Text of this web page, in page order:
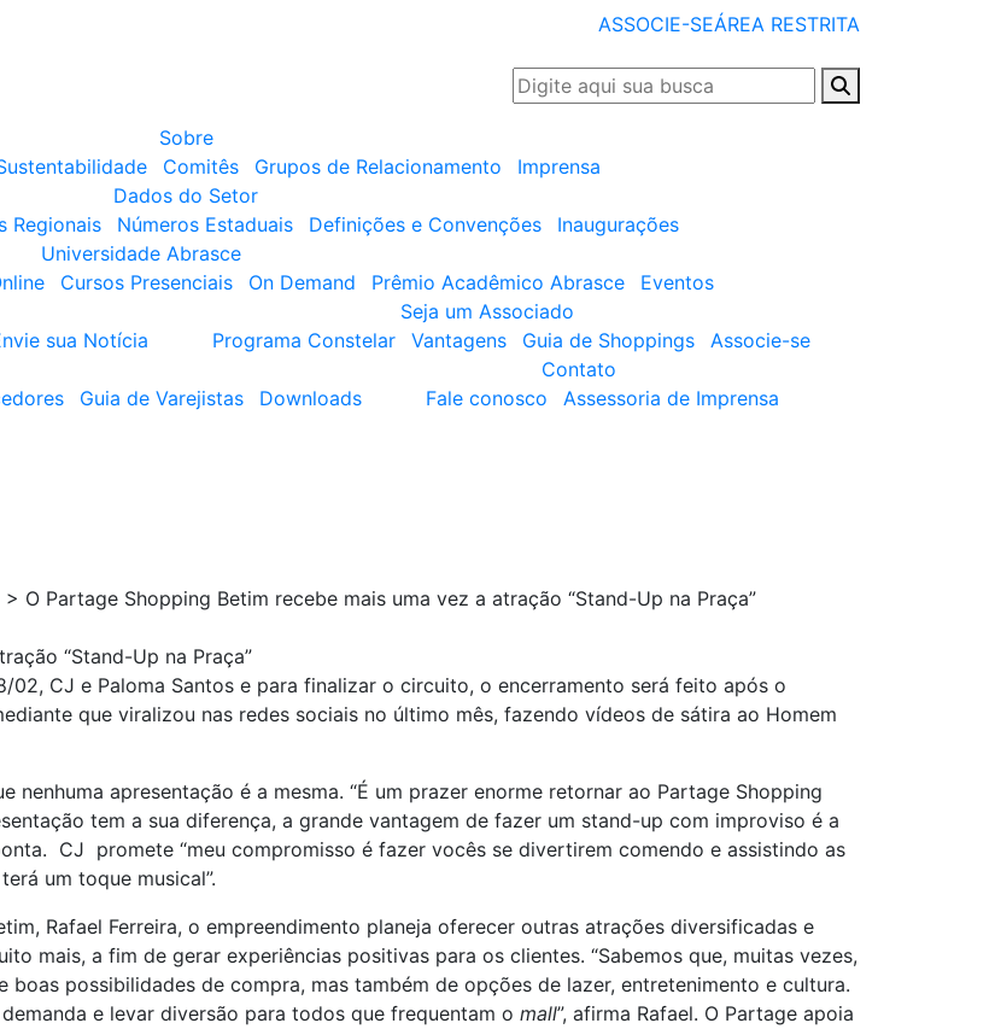
ASSOCIE-SEÁREA RESTRITA
Sobre
Comitês Grupos de Relacionamento
Imprensa
Dados do Setor
Regionais Números Estaduais Definições e Convenções
Inaugurações
Universidade Abrasce
Cursos Presenciais On Demand Prêmio Acadêmico Abrasce
Eventos
sua Notícia
Seja um Associado
Programa Constelar
Vantagens Guia de Shoppings
Associe-se
Guia de Varejistas Downloads
Contato
Fale conosco
Assessoria de Imprensa
> O Partage Shopping Betim recebe mais uma vez a atração “Stand-Up na Praça”
“Stand-Up na Praça”
02, CJ e Paloma Santos e para finalizar o circuito, o encerramento será feito após o
que viralizou nas redes sociais no último mês, fazendo vídeos de sátira ao Homem
nenhuma apresentação é a mesma. “É um prazer enorme retornar ao Partage Shopping
tem a sua diferença, a grande vantagem de fazer um stand-up com improviso é a
CJ promete “meu compromisso é fazer vocês se divertirem comendo e assistindo as
um toque musical”.
Rafael Ferreira, o empreendimento planeja oferecer outras atrações diversificadas e
mais, a fim de gerar experiências positivas para os clientes. “Sabemos que, muitas vezes,
possibilidades de compra, mas também de opções de lazer, entretenimento e cultura.
e levar diversão para todos que frequentam o mall”, afirma Rafael. O Partage apoia